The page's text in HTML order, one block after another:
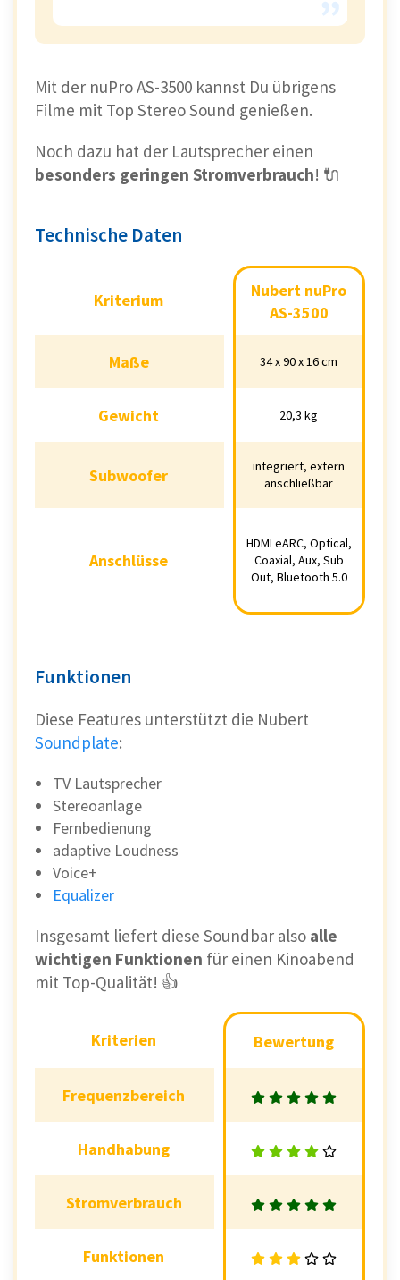
Mit der nuPro AS-3500 kannst Du übrigens
Filme mit Top Stereo Sound genießen.
Noch dazu hat der Lautsprecher einen
besonders geringen Stromverbrauch! 🔌
Technische Daten
Kriterium
Nubert nuPro AS-
3500
34 x 90 x 16 cm
Gewicht 20,3 kg
Subwoofer
integriert, extern
anschließbar
Anschlüsse
Optical, Coaxial,
Aux, Sub Out,
Nubert nuPro
AS-3500
34 x 90 x 16 cm
20,3 kg
integriert, extern
anschließbar
HDMI eARC, Optical,
Coaxial, Aux, Sub
Out, Bluetooth 5.0
Kriterium
Maße
Gewicht
Subwoofer
Anschlüsse
Funktionen
Diese Features unterstützt die Nubert
Soundplate:
TV Lautsprecher
Stereoanlage
Fernbedienung
adaptive Loudness
Voice+
Equalizer
Insgesamt liefert diese Soundbar also alle
wichtigen Funktionen für einen Kinoabend
mit Top-Qualität! 👍
Kriterien Bewertung
Frequenzbereich
Handhabung
Stromverbrauch
Funktionen
Bewertung
Kriterien
Frequenzbereich
Handhabung
Stromverbrauch
Funktionen